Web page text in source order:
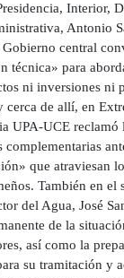
Interior,
Antonio
central
técnica» para
ni inversiones ni
cerca de allí, en
UPA-UCE reclamó
complementarias
que atraviesan
También en el
del Agua, José
de la
así como la
su tramitación y